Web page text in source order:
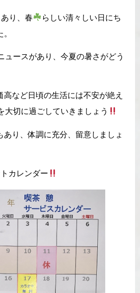
り、春
らしい清々しい日にち
ュースがあり、今夏の暑さがどう
など日頃の生活には不安が絶え
大切に過ごしていきましょう
あり、体調に充分、留意しましょ
カレンダー